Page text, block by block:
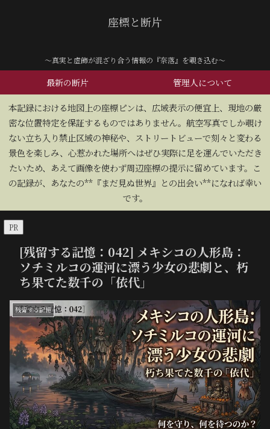
座標と断片
～真実と虚飾が混ざり合う情報の『奈落』を覗き込む～
最新の断片 管理人について
​本記録における地図上の座標ピンは、広域表示の便宜上、現地の厳
密な位置特定を保証するものではありません。航空写真でしか覗け
ない立ち入り禁止区域の神秘や、ストリートビューで刻々と変わる
景色を楽しみ、心惹かれた場所へはぜひ実際に足を運んでいただき
たいため、あえて画像を使わず周辺座標の提示に留めています。こ
の記録が、あなたの**『まだ見ぬ世界』との出会い**になれば幸い
です。
PR
[残留する記憶：042] メキシコの人形島：
ソチミルコの運河に漂う少女の悲劇と、朽
ち果てた数千の「依代」
残留する記憶